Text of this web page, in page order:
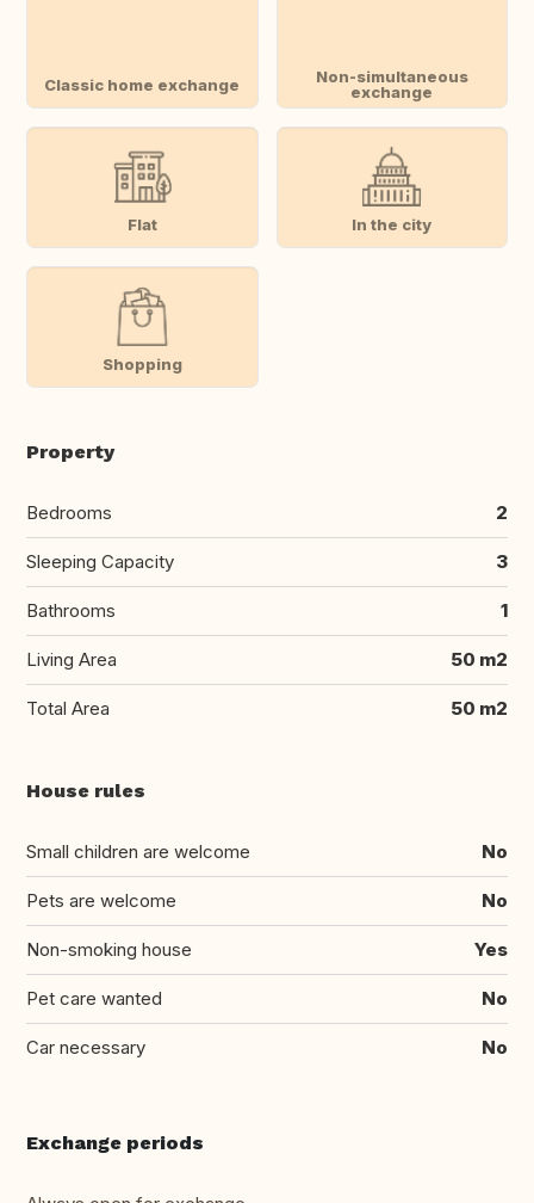
Classic home exchange
Non-simultaneous
exchange
Flat In the city
Shopping
Property
Bedrooms 2
Sleeping Capacity 3
Bathrooms 1
Living Area 50 m2
Total Area 50 m2
House rules
Small children are welcome No
Pets are welcome No
Non-smoking house Yes
Pet care wanted No
Car necessary No
Exchange periods